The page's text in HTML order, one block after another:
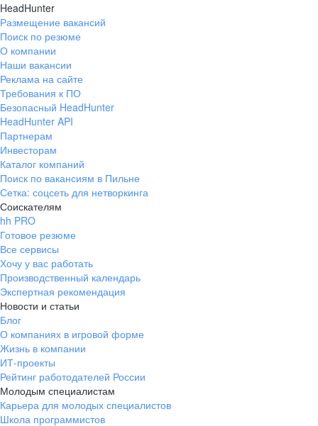
Екатеринбург
ул. Боевых Дружин, стр. 20,
+7 343 226-79-99
pr@ural.hh.ru
ул. Янковского, д. 169, 7 этаж,
706 каб.
+7 861 205-55-57
pr@krd.hh.ru
Владивосток
пер. Ланинский д. 4, офис 3.4
+7 423 202-33-28
pr@dv.hh.ru
Новосибирск
ул. Большевистская, д. 35,
помещение 21
+7 383 207-94-64
pr@nsk.hh.ru
HeadHunter
Размещение вакансий
Поиск по резюме
О компании
Наши вакансии
Реклама на сайте
Требования к ПО
Безопасный HeadHunter
HeadHunter API
Партнерам
Инвесторам
Каталог компаний
Поиск по вакансиям в Пильне
Сетка: соцсеть для нетворкинга
Соискателям
hh PRO
Готовое резюме
Все сервисы
Хочу у вас работать
Производственный календарь
Экспертная рекомендация
Новости и статьи
Блог
О компаниях в игровой форме
Жизнь в компании
ИТ-проекты
Рейтинг работодателей России
Молодым специалистам
Карьера для молодых специалистов
Школа программистов